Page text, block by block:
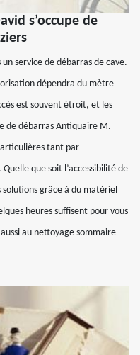
s’occupe de
service de débarras de cave.
dépendra du mètre
est souvent étroit, et les
de débarras Antiquaire M.
tant par
que soit l’accessibilité de
solutions grâce à du matériel
heures suffisent pour vous
au nettoyage sommaire